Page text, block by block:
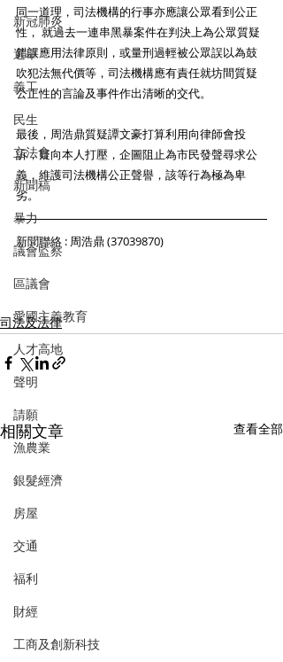
新冠肺炎
選舉
義工
民生
立法會
新聞稿
暴力
議會監察
區議會
愛國主義教育
人才高地
聲明
請願
漁農業
銀髮經濟
房屋
交通
福利
財經
工商及創新科技
同一道理，司法機構的行事亦應讓公眾看到公正
性， 就過去一連串黑暴案件在判決上為公眾質疑
錯誤應用法律原則，或量刑過輕被公眾誤以為鼓
吹犯法無代價等，司法機構應有責任就坊間質疑
公正性的言論及事件作出清晰的交代。
最後，周浩鼎質疑譚文豪打算利用向律師會投
訴，疑向本人打壓，企圖阻止為市民發聲尋求公
義，維護司法機構公正聲譽，該等行為極為卑
劣。
新聞聯絡 : 周浩鼎 (37039870)
司法及法律
相關文章 查看全部